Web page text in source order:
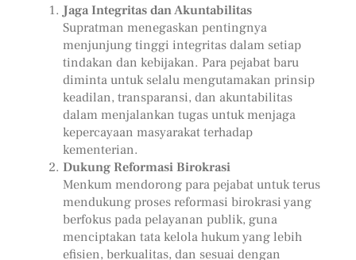
Jaga Integritas dan Akuntabilitas
Supratman menegaskan pentingnya
menjunjung tinggi integritas dalam setiap
tindakan dan kebijakan. Para pejabat baru
diminta untuk selalu mengutamakan prinsip
keadilan, transparansi, dan akuntabilitas
dalam menjalankan tugas untuk menjaga
kepercayaan masyarakat terhadap
kementerian.
Dukung Reformasi Birokrasi
Menkum mendorong para pejabat untuk terus
mendukung proses reformasi birokrasi yang
berfokus pada pelayanan publik, guna
menciptakan tata kelola hukum yang lebih
efisien, berkualitas, dan sesuai dengan